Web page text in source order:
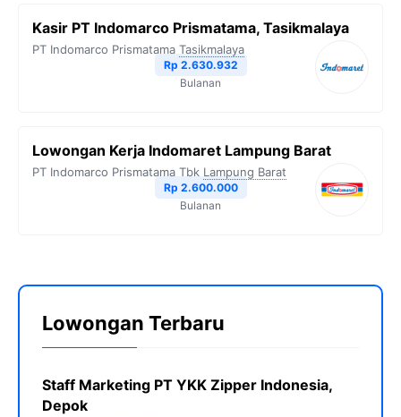
Kasir PT Indomarco Prismatama, Tasikmalaya
PT Indomarco Prismatama Tasikmalaya
Rp 2.630.932
Bulanan
Lowongan Kerja Indomaret Lampung Barat
PT Indomarco Prismatama Tbk Lampung Barat
Rp 2.600.000
Bulanan
Lowongan Terbaru
Staff Marketing PT YKK Zipper Indonesia,
Depok